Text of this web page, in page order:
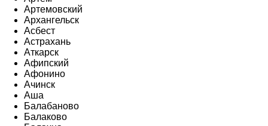
Артемовский
Архангельск
Асбест
Астрахань
Аткарск
Афипский
Афонино
Ачинск
Аша
Балабаново
Балаково